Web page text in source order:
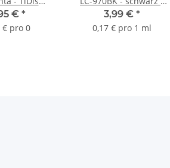
Seiten
€ *
€ pro 0
Best Price
Ersatzdruckerpatrone
3,99 € *
0,17 € pro 1 ml